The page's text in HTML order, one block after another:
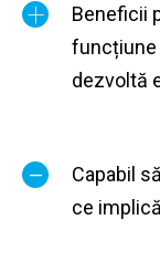
Beneficii
funcțiune
dezvoltă
Capabil
ce